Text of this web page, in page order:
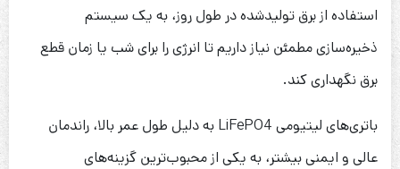
استفاده از برق تولیدشده در طول روز، به یک سیستم
ذخیره‌سازی مطمئن نیاز داریم تا انرژی را برای شب یا زمان قطع
برق نگهداری کند.
باتری‌های لیتیومی LiFePO4 به دلیل طول عمر بالا، راندمان
عالی و ایمنی بیشتر، به یکی از محبوب‌ترین گزینه‌های